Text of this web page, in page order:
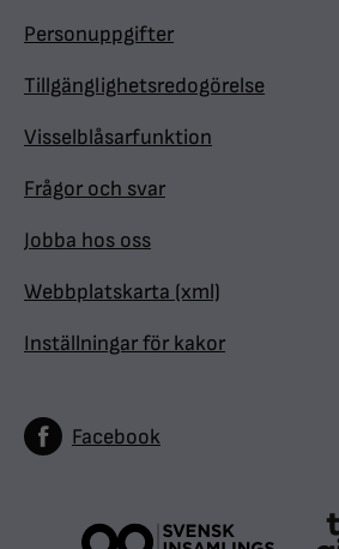
Personuppgifter
Tillgänglighetsredogörelse
Visselblåsarfunktion
Frågor och svar
Jobba hos oss
Webbplatskarta (xml)
Inställningar för kakor
Facebook